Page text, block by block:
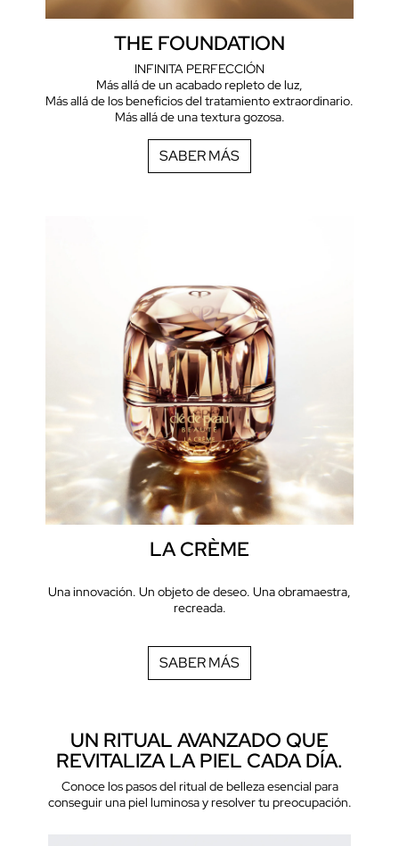
THE FOUNDATION
INFINITA PERFECCIÓN
Más allá de un acabado repleto de luz,
Más allá de los beneficios del tratamiento extraordinario.
Más allá de una textura gozosa.
SABER MÁS
LA CRÈME
Una innovación. Un objeto de deseo. Una obramaestra,
recreada.
SABER MÁS
UN RITUAL AVANZADO QUE
REVITALIZA LA PIEL CADA DÍA.
Conoce los pasos del ritual de belleza esencial para
conseguir una piel luminosa y resolver tu preocupación.